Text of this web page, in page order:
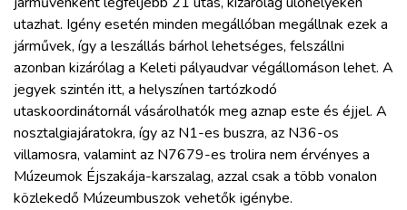
utazhat. Igény esetén minden megállóban megállnak ezek a
járművek, így a leszállás bárhol lehetséges, felszállni
azonban kizárólag a Keleti pályaudvar végállomáson lehet. A
jegyek szintén itt, a helyszínen tartózkodó
utaskoordinátornál vásárolhatók meg aznap este és éjjel. A
nosztalgiajáratokra, így az N1-es buszra, az N36-os
villamosra, valamint az N7679-es trolira nem érvényes a
Múzeumok Éjszakája-karszalag, azzal csak a több vonalon
közlekedő Múzeumbuszok vehetők igénybe.